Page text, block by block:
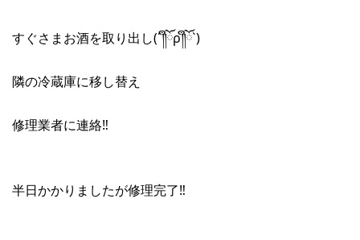
すぐさまお酒を取り出し(´༎ຶོρ༎ຶོ`)
隣の冷蔵庫に移し替え
修理業者に連絡‼︎
半日かかりましたが修理完了‼︎